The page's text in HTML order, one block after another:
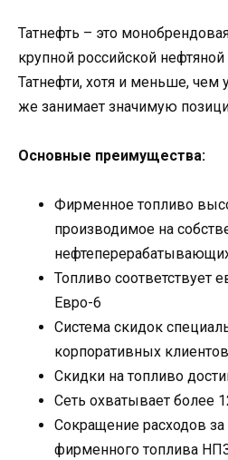
Татнефть – это
крупной российской
Татнефти, хотя и меньше, чем
же занимает значимую
Основные преимущества:
Фирменное топливо
производимое на
Топливо соответствует
Евро-6
Система скидок
корпоративных клиентов
Скидки на топливо
Сеть охватывает более
Сокращение расходов за
фирменного топлива НПЗ